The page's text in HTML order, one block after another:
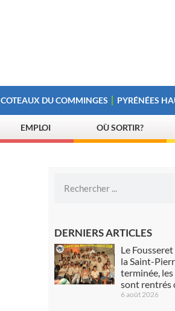
DU COMMINGES PYRÉNÉES
EMPLOI OÙ SORTIR?
DERNIERS ARTICLES
Le Fousseret
la Saint-
terminée,
sont rentrés
6 août 2026